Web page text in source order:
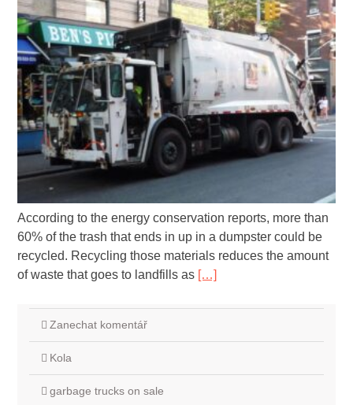
According to the energy conservation reports, more than
60% of the trash that ends in up in a dumpster could be
recycled. Recycling those materials reduces the amount
of waste that goes to landfills as […]
Zanechat komentář
Kola
garbage trucks on sale